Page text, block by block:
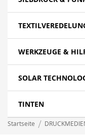
WERKZEUGE &
SOLAR
TINTEN
Startseite